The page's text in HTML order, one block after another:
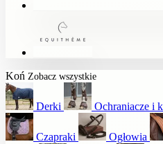
Koń Zobacz wszystkie
Derki Ochraniacze i
Czapraki Ogłowia